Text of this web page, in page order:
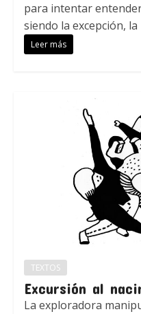
para intentar
siendo la excepción,
Leer más
TEXTOS
Excursión al
​​La exploradora